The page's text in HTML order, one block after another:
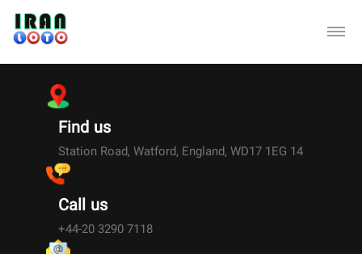
Find us
14 Station Road, Watford, England, WD17 1EG
Call us
+44-20 3290 7118